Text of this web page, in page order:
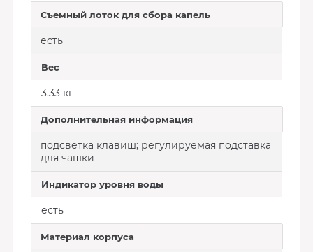
Съемный лоток для сбора капель
есть
Вес
3.33 кг
Дополнительная информация
подсветка клавиш; регулируемая подставка
для чашки
Индикатор уровня воды
есть
Материал корпуса